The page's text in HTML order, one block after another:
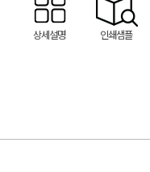
상세설명 인쇄샘플